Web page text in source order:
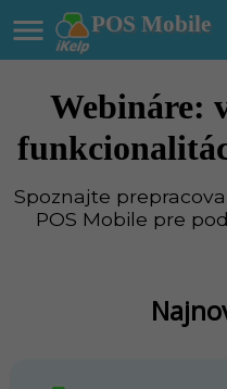
POS Mobile

Webináre:
Spoznajte
POS Mobile pre